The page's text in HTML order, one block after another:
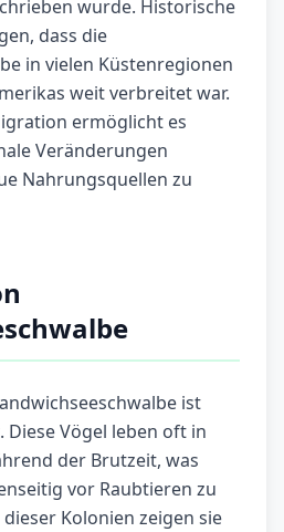
wurde. Historische
dass die
in vielen Küstenregionen
weit verbreitet war.
ermöglicht es
Veränderungen
Nahrungsquellen zu
ist
Vögel leben oft in
der Brutzeit, was
vor Raubtieren zu
Kolonien zeigen sie